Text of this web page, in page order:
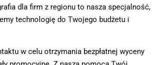
dla firm z regionu to nasza specjalność,
technologię do Twojego budżetu i
w celu otrzymania bezpłatnej wyceny